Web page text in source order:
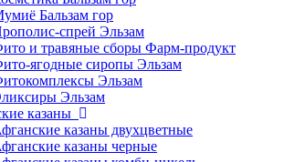
Бальзам гор
спрей Эльзам
и травяные сборы Фарм-продукт
ягодные сиропы Эльзам
Эльзам
Эльзам
казаны
казаны двухцветные
казаны черные